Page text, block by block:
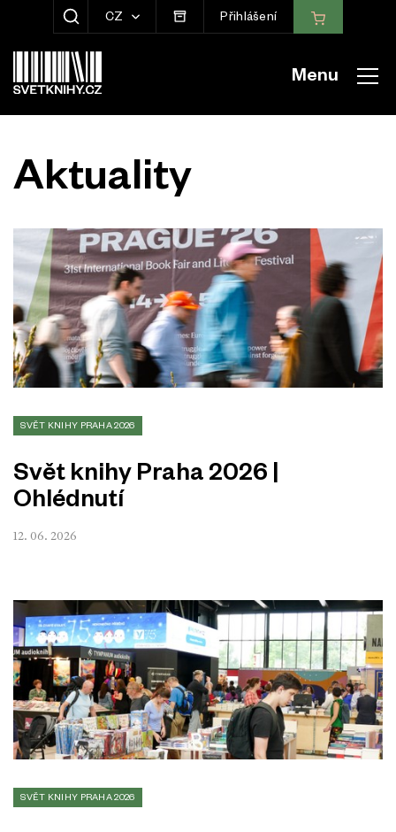
ZOBRAZIT HLEDÁNÍ
CZ Přihlášení
Menu
Aktuality
SVĚT KNIHY PRAHA 2026
Svět knihy Praha 2026 |
Ohlédnutí
12. 06. 2026
SVĚT KNIHY PRAHA 2026